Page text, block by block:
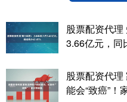
股票配资代
3.66亿元，同
股票配资代
能会“致癌”！